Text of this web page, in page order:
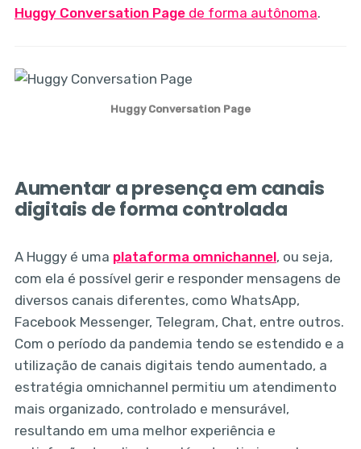
Huggy Conversation Pagede forma autônoma.
Huggy Conversation Page
Aumentar a presença em canais
digitais de forma controlada
A Huggy é uma plataforma omnichannel, ou seja,
com ela é possível gerir e responder mensagens de
diversos canais diferentes, como WhatsApp,
Facebook Messenger, Telegram, Chat, entre outros.
Com o período da pandemia tendo se estendido e a
utilização de canais digitais tendo aumentado, a
estratégia omnichannel permitiu um atendimento
mais organizado, controlado e mensurável,
resultando em uma melhor experiência e